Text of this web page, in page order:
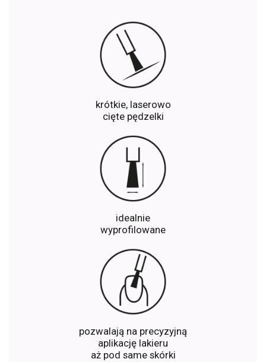
krótkie, laserowo
cięte pędzelki
idealnie
wyprofilowane
pozwalają na precyzyjną
aplikację lakieru
aż pod same skórki